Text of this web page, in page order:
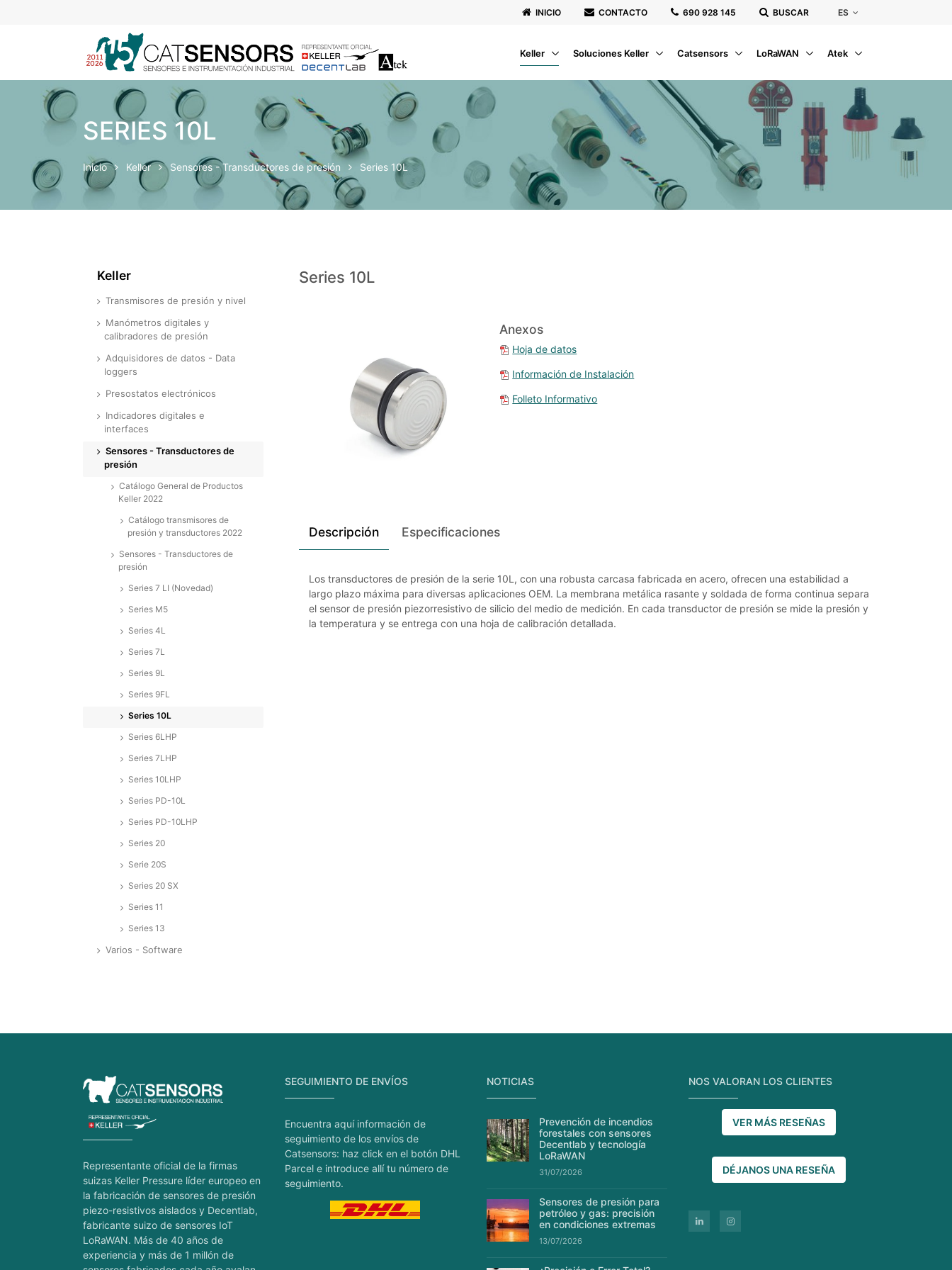
INICIO CONTACTO ‭690 928 145‬ BUSCAR ES
Keller Soluciones Keller Catsensors LoRaWAN Atek
SERIES 10L
Inicio Keller Sensores - Transductores de presión Series 10L
Keller
Transmisores de presión y nivel
Manómetros digitales y
calibradores de presión
Adquisidores de datos - Data
loggers
Presostatos electrónicos
Indicadores digitales e
interfaces
Sensores - Transductores de
presión
Catálogo General de Productos
Keller 2022
Catálogo transmisores de
presión y transductores 2022
Sensores - Transductores de
presión
Series 7 LI (Novedad)
Series M5
Series 4L
Series 7L
Series 9L
Series 9FL
Series 10L
Series 6LHP
Series 7LHP
Series 10LHP
Series PD-10L
Series PD-10LHP
Series 20
Serie 20S
Series 20 SX
Series 11
Series 13
Varios - Software
Series 10L
Anexos
Hoja de datos
Información de Instalación
Folleto Informativo
Descripción Especificaciones
Los transductores de presión de la serie 10L, con una robusta carcasa fabricada en acero, ofrecen una estabilidad a
largo plazo máxima para diversas aplicaciones OEM. La membrana metálica rasante y soldada de forma continua separa
el sensor de presión piezorresistivo de silicio del medio de medición. En cada transductor de presión se mide la presión y
la temperatura y se entrega con una hoja de calibración detallada.
Representante oficial de la firmas
suizas Keller Pressure líder europeo en
la fabricación de sensores de presión
piezo-resistivos aislados y Decentlab,
fabricante suizo de sensores IoT
LoRaWAN. Más de 40 años de
experiencia y más de 1 millón de
SEGUIMIENTO DE ENVÍOS
Encuentra aquí información de
seguimiento de los envíos de
Catsensors: haz click en el botón DHL
Parcel e introduce allí tu número de
seguimiento.
NOTICIAS
Prevención de incendios
forestales con sensores
Decentlab y tecnología
LoRaWAN
31/07/2026
Sensores de presión para
petróleo y gas: precisión
en condiciones extremas
13/07/2026
NOS VALORAN LOS CLIENTES
VER MÁS RESEÑAS
DÉJANOS UNA RESEÑA